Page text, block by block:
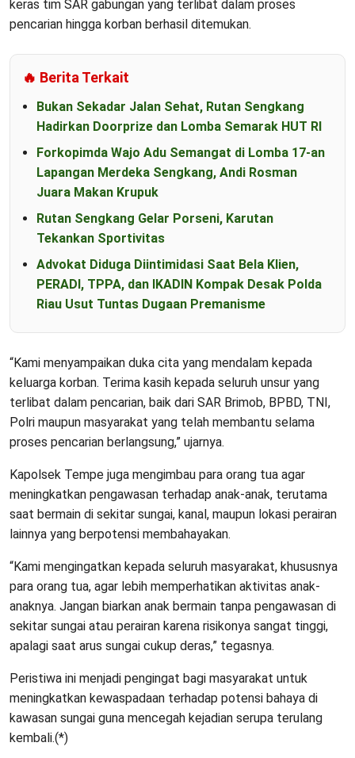
keras tim SAR gabungan yang terlibat dalam proses
pencarian hingga korban berhasil ditemukan.
🔥 Berita Terkait
Bukan Sekadar Jalan Sehat, Rutan Sengkang
Hadirkan Doorprize dan Lomba Semarak HUT RI
Forkopimda Wajo Adu Semangat di Lomba 17-an
Lapangan Merdeka Sengkang, Andi Rosman
Juara Makan Krupuk
Rutan Sengkang Gelar Porseni, Karutan
Tekankan Sportivitas
Advokat Diduga Diintimidasi Saat Bela Klien,
PERADI, TPPA, dan IKADIN Kompak Desak Polda
Riau Usut Tuntas Dugaan Premanisme
“Kami menyampaikan duka cita yang mendalam kepada
keluarga korban. Terima kasih kepada seluruh unsur yang
terlibat dalam pencarian, baik dari SAR Brimob, BPBD, TNI,
Polri maupun masyarakat yang telah membantu selama
proses pencarian berlangsung,” ujarnya.
Kapolsek Tempe juga mengimbau para orang tua agar
meningkatkan pengawasan terhadap anak-anak, terutama
saat bermain di sekitar sungai, kanal, maupun lokasi perairan
lainnya yang berpotensi membahayakan.
“Kami mengingatkan kepada seluruh masyarakat, khususnya
para orang tua, agar lebih memperhatikan aktivitas anak-
anaknya. Jangan biarkan anak bermain tanpa pengawasan di
sekitar sungai atau perairan karena risikonya sangat tinggi,
apalagi saat arus sungai cukup deras,” tegasnya.
Peristiwa ini menjadi pengingat bagi masyarakat untuk
meningkatkan kewaspadaan terhadap potensi bahaya di
kawasan sungai guna mencegah kejadian serupa terulang
kembali.(*)